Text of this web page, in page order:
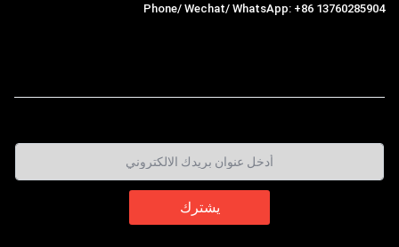
Phone/ Wechat/ WhatsApp: +86 13760285904